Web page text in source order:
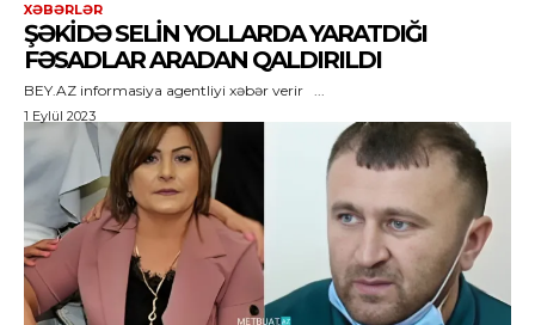
XƏBƏRLƏR
ŞƏKIDƏ SELIN YOLLARDA YARATDIĞI
FƏSADLAR ARADAN QALDIRILDI
BEY.AZ informasiya agentliyi xəbər verir ...
1 Eylül 2023